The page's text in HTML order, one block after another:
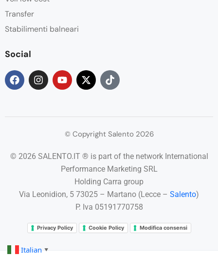
Transfer
Stabilimenti balneari
Social
© Copyright Salento 2026
© 2026 SALENTO.IT ® is part of the network International
Performance Marketing SRL
Holding Carra group
Via Leonidion, 5 73025 – Martano (Lecce – Salento)
P. Iva 05191770758
Privacy Policy Cookie Policy Modifica consensi
Italian ▼